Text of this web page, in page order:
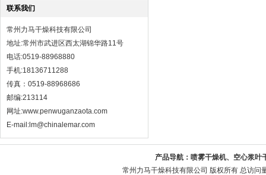
联系我们
常州力马干燥科技有限公司
地址:常州市武进区西太湖锦华路11号
电话:0519-88968880
手机:18136711288
传真：0519-88968686
邮编:213114
网址:www.penwuganzaota.com
E-mail:lm@chinalemar.com
产品导航： 喷雾干燥机、空心浆叶
常州力马干燥科技有限公司 版权所有 总访问